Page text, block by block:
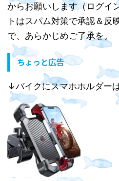
からお願いします（ログイ
トはスパム対策で承認＆反
で、あらかじめご了承を。
ちょっと広告
↓バイクにスマホホルダー